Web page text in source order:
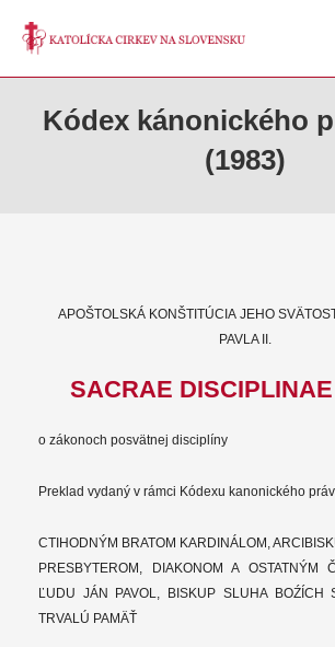
Kódex kánonického
(1983)
APOŠTOLSKÁ KONŠTITÚCIA JEHO
PAVLA II.
SACRAE
o zákonoch posvätnej disciplíny
Preklad vydaný v rámci Kódexu kanonického
CTIHODNÝM BRATOM KARDINÁLOM,
PRESBYTEROM, DIAKONOM A OSTATNÝM
ĽUDU JÁN PAVOL, BISKUP SLUHA BOŹÍCH
TRVALÚ PAMÄŤ